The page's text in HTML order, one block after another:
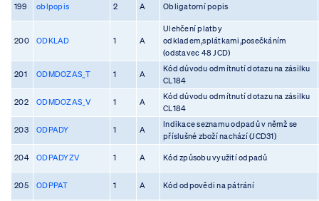
199 oblpopis 2 A Obligatorní popis
200 ODKLAD 1 A
Ulehčení platby
odkladem,splátkami,posečkáním
(odstavec 48 JCD)
201 ODMDOZAS_T 1 A
Kód důvodu odmítnutí dotazu na zásilku
CL184
202 ODMDOZAS_V 1 A
Kód důvodu odmítnutí dotazu na zásilku
CL184
203 ODPADY 1 A
Indikace seznamu odpadů v němž se
příslušné zboží nachází (JCD31)
204 ODPADYZV 1 A Kód způsobu využití odpadů
205 ODPPAT 1 A Kód odpovědi na pátrání